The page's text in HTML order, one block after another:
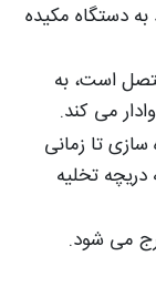
دستگاه مکیده
است، به
می کند.
تا زمانی
دریچه تخلیه
می شود‌.